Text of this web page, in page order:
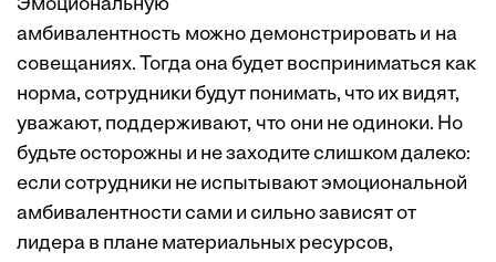
Эмоциональную
амбивалентность можно демонстрировать и на
совещаниях. Тогда она будет восприниматься как
норма, сотрудники будут понимать, что их видят,
уважают, поддерживают, что они не одиноки. Но
будьте осторожны и не заходите слишком далеко:
если сотрудники не испытывают эмоциональной
амбивалентности сами и сильно зависят от
лидера в плане материальных ресурсов,